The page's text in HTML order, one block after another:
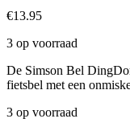
€13.95
3 op voorraad
De Simson Bel
fietsbel met een
3 op voorraad